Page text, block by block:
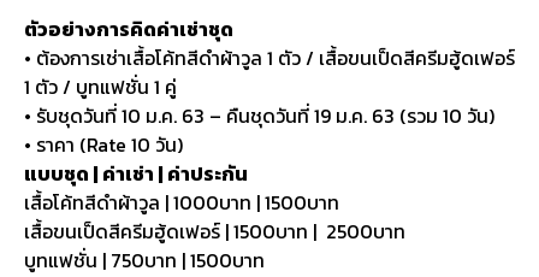
ตัวอย่างการคิดค่าเช่าชุด
• ต้องการเช่าเสื้อโค้ทสีดำผ้าวูล 1 ตัว / เสื้อขนเป็ดสีครีมฮู้ดเฟอร์
1 ตัว / บูทแฟชั่น 1 คู่
• รับชุดวันที่ 10 ม.ค. 63 – คืนชุดวันที่ 19 ม.ค. 63 (รวม 10 วัน)
• ราคา (Rate 10 วัน)
แบบชุด | ค่าเช่า | ค่าประกัน
เสื้อโค้ทสีดำผ้าวูล | 1000บาท | 1500บาท
เสื้อขนเป็ดสีครีมฮู้ดเฟอร์ | 1500บาท | 2500บาท
บูทแฟชั่น | 750บาท | 1500บาท